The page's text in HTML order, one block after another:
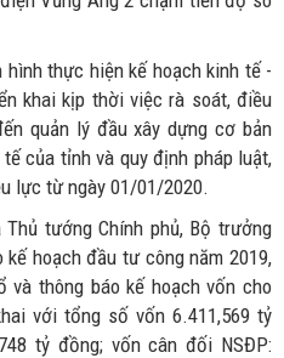
thực hiện kế hoạch kinh tế -
khai kịp thời việc rà soát, điều
quản lý đầu xây dựng cơ bản
của tỉnh và quy định pháp luật,
lực từ ngày 01/01/2020.
tướng Chính phủ, Bộ trưởng
hoạch đầu tư công năm 2019,
và thông báo kế hoạch vốn cho
với tổng số vốn 6.411,569 tỷ
tỷ đồng; vốn cân đối NSĐP: